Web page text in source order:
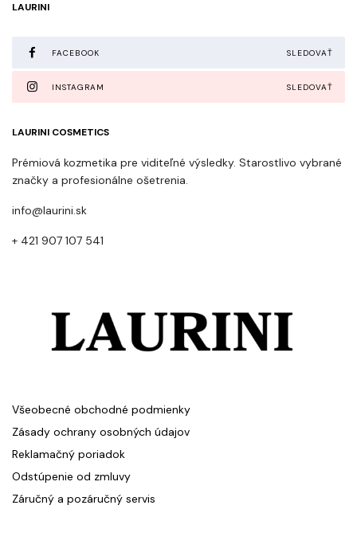
LAURINI
FACEBOOK SLEDOVAŤ
INSTAGRAM SLEDOVAŤ
LAURINI COSMETICS
Prémiová kozmetika pre viditeľné výsledky. Starostlivo vybrané
značky a profesionálne ošetrenia.
info@laurini.sk
+ 421 907 107 541
Všeobecné obchodné podmienky
Zásady ochrany osobných údajov
Reklamačný poriadok
Odstúpenie od zmluvy
Záručný a pozáručný servis